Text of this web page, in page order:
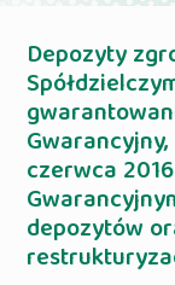
Depozyty
czerwca
depozytów